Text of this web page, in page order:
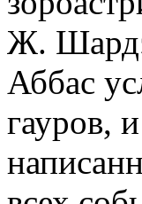
Ж.
Аббас
гауров,